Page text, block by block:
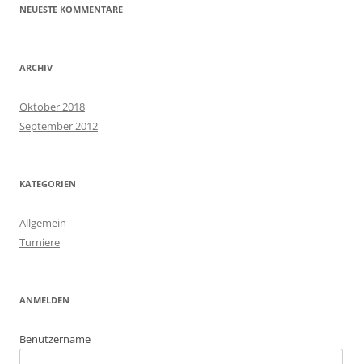
NEUESTE KOMMENTARE
ARCHIV
Oktober 2018
September 2012
KATEGORIEN
Allgemein
Turniere
ANMELDEN
Benutzername